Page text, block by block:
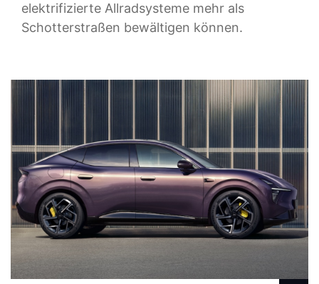
elektrifizierte Allradsysteme mehr als
Schotterstraßen bewältigen können.